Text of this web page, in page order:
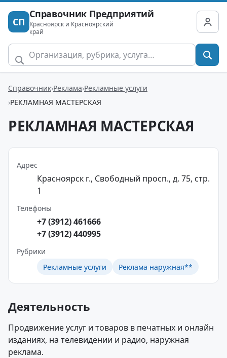
СП
Справочник Предприятий
Красноярск и Красноярский
край
Справочник Реклама Рекламные услуги
РЕКЛАМНАЯ МАСТЕРСКАЯ
РЕКЛАМНАЯ МАСТЕРСКАЯ
Адрес
Красноярск г., Свободный просп., д. 75, стр.
1
Телефоны
+7 (3912) 461666
+7 (3912) 440995
Рубрики
Рекламные услуги
Реклама наружная**
Деятельность
Продвижение услуг и товаров в печатных и онлайн
изданиях, на телевидении и радио, наружная
реклама.